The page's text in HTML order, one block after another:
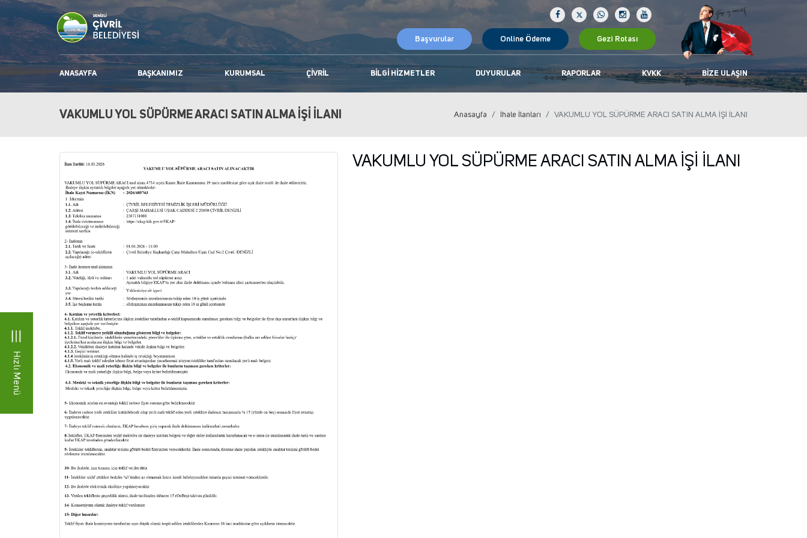
Hızlı Menü
Başvurular Online Ödeme Gezi Rotası
ANASAYFA BAŞKANIMIZ KURUMSAL ÇIVRIL BILGI HIZMETLER DUYURULAR RAPORLAR KVKK BIZE ULAŞIN
VAKUMLU YOL SÜPÜRME ARACI SATIN ALMA İŞİ İLANI Anasayfa İhale İlanları VAKUMLU YOL SÜPÜRME ARACI SATIN ALMA İŞİ İLANI
VAKUMLU YOL SÜPÜRME ARACI SATIN ALMA İŞİ İLANI